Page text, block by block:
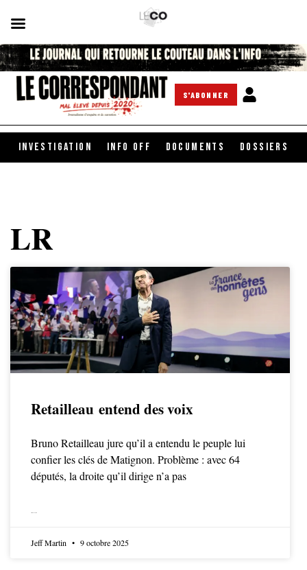
S'ABONNER
INVESTIGATION INFO OFF DOCUMENTS DOSSIERS
LR
Retailleau entend des voix
Bruno Retailleau jure qu’il a entendu le peuple lui
confier les clés de Matignon. Problème : avec 64
députés, la droite qu’il dirige n’a pas
Jeff Martin 9 octobre 2025